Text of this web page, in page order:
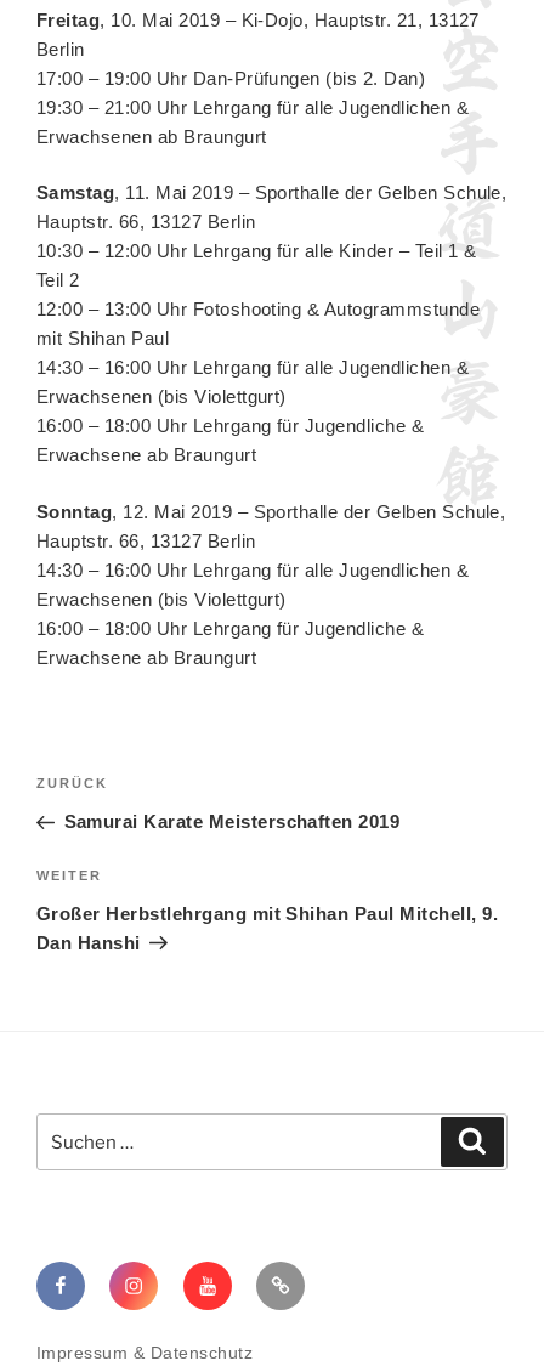
Freitag, 10. Mai 2019 – Ki-Dojo, Hauptstr. 21, 13127
Berlin
17:00 – 19:00 Uhr Dan-Prüfungen (bis 2. Dan)
19:30 – 21:00 Uhr Lehrgang für alle Jugendlichen &
Erwachsenen ab Braungurt
Samstag, 11. Mai 2019 – Sporthalle der Gelben Schule,
Hauptstr. 66, 13127 Berlin
10:30 – 12:00 Uhr Lehrgang für alle Kinder – Teil 1 &
Teil 2
12:00 – 13:00 Uhr Fotoshooting & Autogrammstunde
mit Shihan Paul
14:30 – 16:00 Uhr Lehrgang für alle Jugendlichen &
Erwachsenen (bis Violettgurt)
16:00 – 18:00 Uhr Lehrgang für Jugendliche &
Erwachsene ab Braungurt
Sonntag, 12. Mai 2019 – Sporthalle der Gelben Schule,
Hauptstr. 66, 13127 Berlin
14:30 – 16:00 Uhr Lehrgang für alle Jugendlichen &
Erwachsenen (bis Violettgurt)
16:00 – 18:00 Uhr Lehrgang für Jugendliche &
Erwachsene ab Braungurt
Beitragsnavigation
Vorheriger
Beitrag
ZURÜCK
Samurai Karate Meisterschaften 2019
Nächster
Beitrag
WEITER
Großer Herbstlehrgang mit Shihan Paul Mitchell, 9.
Dan Hanshi
nach:
FacebookInstagramYouTubeTikTok
Impressum & Datenschutz